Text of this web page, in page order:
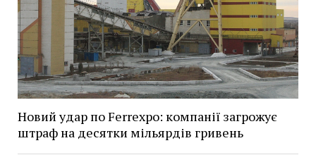
Новий удар по Ferrexpo: компанії загрожує
штраф на десятки мільярдів гривень